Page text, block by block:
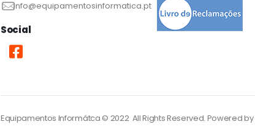
info@equipamentosinformatica.pt
Social
Equipamentos Informátca © 2022 All Rights Reserved. Powered by